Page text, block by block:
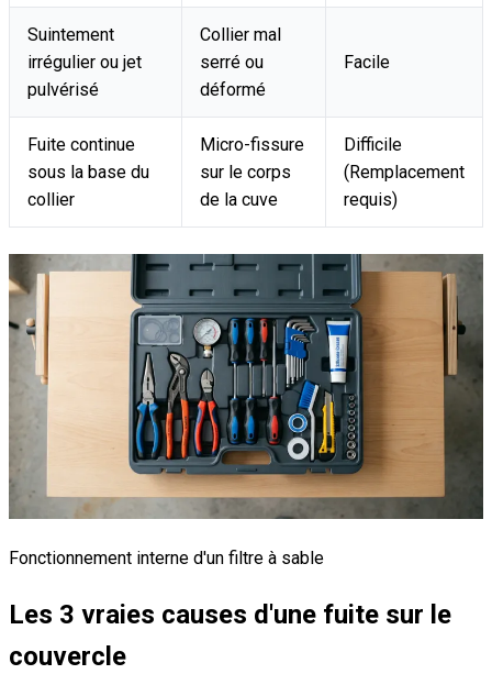
Suintement
irrégulier ou jet
pulvérisé
Collier mal
serré ou
déformé
Facile
Fuite continue
sous la base du
collier
Micro-fissure
sur le corps
de la cuve
Difficile
(Remplacement
requis)
Fonctionnement interne d'un filtre à sable
Les 3 vraies causes d'une fuite sur le
couvercle